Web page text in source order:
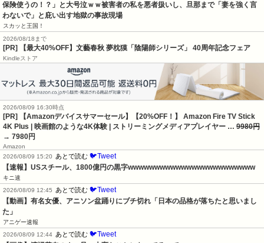
保険使うの！？」と大号泣ｗｗ被害者の私を悪者扱いし、旦那まで「妻を強く言
わないで」と庇い出す地獄の事故現場
スカッと王国！
2026/08/18まで
[PR] 【最大40%OFF】文藝春秋 夢枕獏「陰陽師シリーズ」 40周年記念フェア
Kindleストア
2026/08/09 16:30時点
[PR] 【Amazonデバイスサマーセール】【20%OFF！】 Amazon Fire TV Stick
4K Plus | 映画館のような4K体験 | ストリーミングメディアプレイヤー … 9980円
→ 7980円
Amazon
2026/08/09 15:20
あとで読む 🐦Tweet
【速報】USスチール、1800億円の黒字wwwwwwwwwwwwwwwwwwwwwwww
キニ速
2026/08/09 12:45
あとで読む 🐦Tweet
【動画】有名女優、アニソン盆踊りにブチ切れ「日本の品格が落ちたと思いまし
た」
アニゲー速報
2026/08/09 12:44 あとで読む 🐦Tweet